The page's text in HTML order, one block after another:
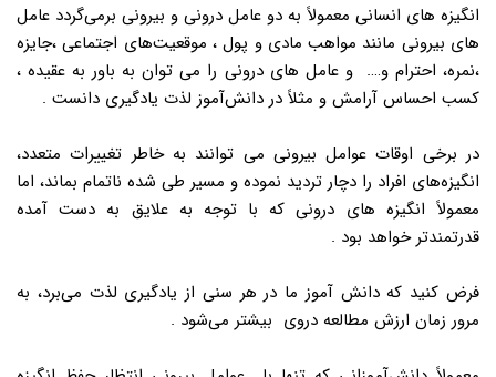
انگیزه های انسانی معمولاً به دو عامل درونی و بیرونی برمی‌گردد عامل
های بیرونی مانند مواهب مادی و پول ، موقعیت‌های اجتماعی ،جایزه
،نمره، احترام و…. و عامل های درونی را می توان به باور به عقیده ،
کسب احساس آرامش و مثلاً در دانش‌آموز لذت یادگیری دانست .
در برخی اوقات عوامل بیرونی می توانند به خاطر تغییرات متعدد،
انگیزه‌های افراد را دچار تردید نموده و مسیر طی شده ناتمام بماند، اما
معمولاً انگیزه های درونی که با توجه به علایق به دست آمده
قدرتمندتر خواهد بود .
فرض کنید که دانش آموز ما در هر سنی از یادگیری لذت می‌برد، به
مرور زمان ارزش مطالعه دروی بیشتر می‌شود .